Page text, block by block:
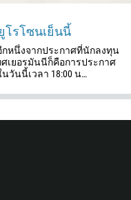
ยูโรโซนเย็นนี้
กหนึ่งจากประกาศที่นักลงทุน
เยอรมันนีก็คือการประกาศ
นวันนี้เวลา 18:00 น…
คุณต้องการ